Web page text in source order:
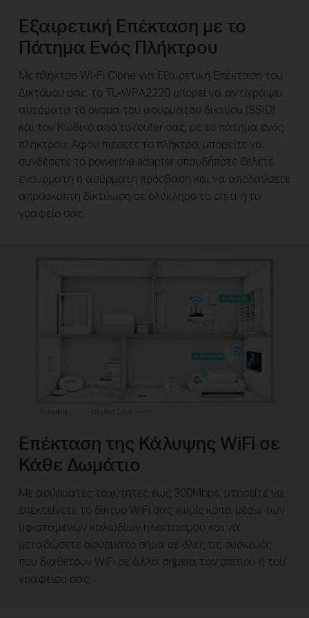
Εξαιρετική Επέκταση με το
Πάτημα Ενός Πλήκτρου
Με πλήκτρο Wi-Fi Clone για Εξαιρετική Επέκταση του
Δικτόυου σας, το TL-WPA2220 μπορεί να αντιγράψει
αυτόματα το όνομα του ασυρμάτου δικτύου (SSID)
και τον Κωδικό από το router σας, με το πάτημα ενός
πλήκτρου. Αφού πιέσετε το πλήκτρο, μπορείτε να
συνδέσετε το powerline adapter οπουδήποτε θέλετε
ενσύρματη ή ασύρματη πρόσβαση και να απολαύσετε
απρόσκοπτη δικτύωση σε ολόκληρο το σπίτι ή το
γραφείο σας.
Επέκταση της Κάλυψης WiFi σε
Κάθε Δωμάτιο
Με ασύρματες ταχύτητες έως 300Mbps, μπορείτε να
επεκτείνετε το δίκτυο WiFi σας χωρίς κόπο, μέσω των
υφιστάμενων καλωδίων ηλεκτρισμού και να
μεταδώσετε ασύρματο σήμα σε όλες τις συσκευές
που διαθέτουν WiFi σε άλλα σημεία του σπιτιού ή του
γραφείου σας.